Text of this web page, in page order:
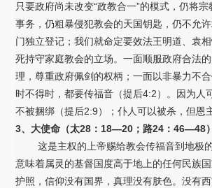
只要政府尚未改变“政教合一”的模式，仍将
事务，仍粗暴侵犯教会的天国钥匙，仍不允
门独立登记；我们就命定要效法王明道、袁
死持守家庭教会的立场。一面顺服政府合法
理，尊重政府佩剑的权柄；一面以非暴力不
时不得时，都要传福音（提后4:2）。因为人
不被捆绑（提后2:9）；仆人可以被杀，但恩
3、大使命（太28：18—20；路24：46—48）
这是主权的上帝赐给教会传福音到地极的
意味着属灵的基督国度高于地上的任何民族
护照，信仰没有国界，真理没有肤色。没有